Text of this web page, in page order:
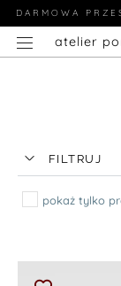
DARMOWA
atelier
FILTRUJ
pokaż tylko